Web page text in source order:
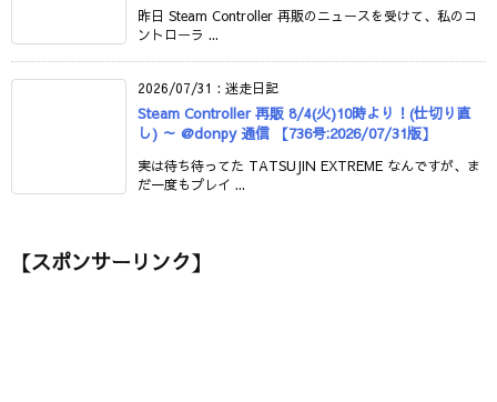
昨日 Steam Controller 再販のニュースを受けて、私のコ
ントローラ ...
2026/07/31 : 迷走日記
Steam Controller 再販 8/4(火)10時より！(仕切り直
し) ～ @donpy 通信 【736号:2026/07/31版】
実は待ち待ってた TATSUJIN EXTREME なんですが、ま
だ一度もプレイ ...
【スポンサーリンク】